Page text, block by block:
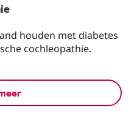
houden met diabetes
cochleopathie.